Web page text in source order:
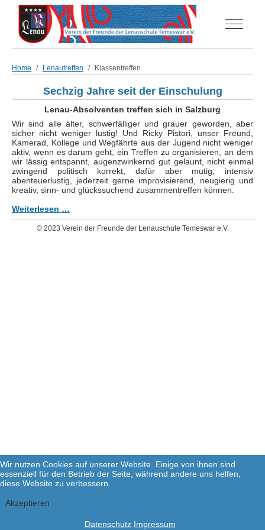
Off-
Home Lenautreffen Klassentreffen
Sechzig Jahre seit der Einschulung
Lenau-Absolventen treffen sich in Salzburg
Wir sind alle älter, schwerfälliger und grauer geworden, aber
sicher nicht weniger lustig! Und Ricky Pistori, unser Freund,
Kamerad, Kollege und Wegfährte aus der Jugend nicht weniger
aktiv, wenn es darum geht, ein Treffen zu organisieren, an dem
wir lässig entspannt, augenzwinkernd gut gelaunt, nicht einmal
zwingend politisch korrekt, dafür aber mutig, intensiv
abenteuerlustig, jederzeit gerne improvisierend, neugierig und
kreativ, sinn- und glückssuchend zusammentreffen können.
Weiterlesen …
© 2023 Verein der Freunde der Lenauschule Temeswar e.V.
Wir nutzen Cookies auf unserer Website. Einige von ihnen sind
essenziell für den Betrieb der Seite, während andere uns helfen,
diese Website zu verbessern.
Akzeptieren
Datenschutz Impressum